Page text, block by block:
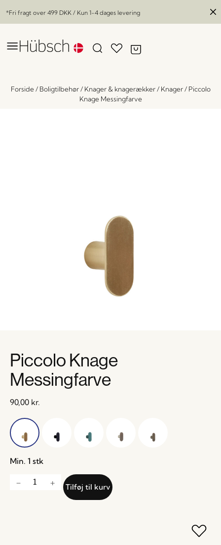
*Fri fragt over 499 DKK / Kun 1-4 dages levering
Forside/ Boligtilbehør/ Knager & knagerækker/ Knager/ Piccolo
Knage Messingfarve
Piccolo Knage
Messingfarve
90,00 kr.
Min. 1 stk
Tilføj til kurv